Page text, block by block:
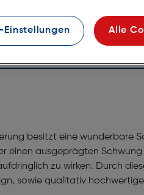
besitzt eine wunderbare
einen ausgeprägten
zu wirken. Durch
sowie qualitativ
Einstellungen Alle